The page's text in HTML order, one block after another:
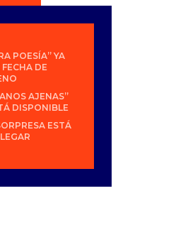
POESÍA” YA
DE
AJENAS”
DISPONIBLE
ESTÁ